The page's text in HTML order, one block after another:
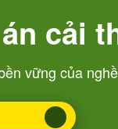
cải
vững của